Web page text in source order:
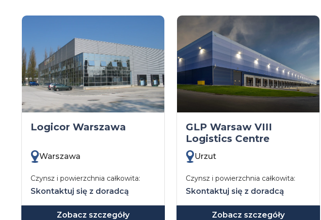
Logicor Warszawa
Warszawa
Czynsz i powierzchnia całkowita:
Skontaktuj się z doradcą
Zobacz szczegóły
GLP Warsaw VIII
Logistics Centre
Urzut
Czynsz i powierzchnia całkowita:
Skontaktuj się z doradcą
Zobacz szczegóły